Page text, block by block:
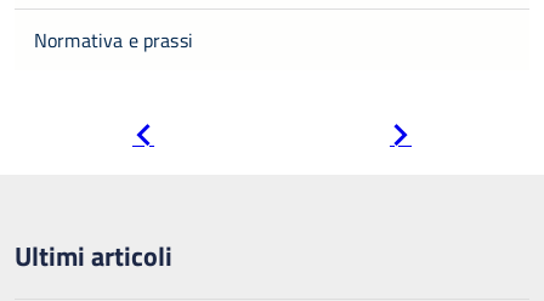
Normativa e prassi
Ultimi articoli